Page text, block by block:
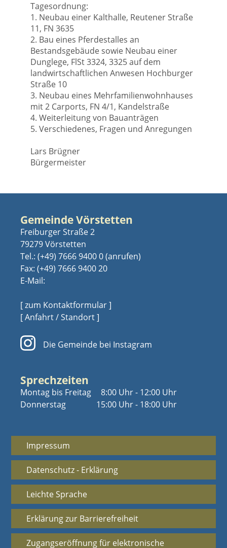
Tagesordnung:
1. Neubau einer Kalthalle, Reutener Straße
11, FN 3635
2. Bau eines Pferdestalles an
Bestandsgebäude sowie Neubau einer
Dunglege, FlSt 3324, 3325 auf dem
landwirtschaftlichen Anwesen Hochburger
Straße 10
3. Neubau eines Mehrfamilienwohnhauses
mit 2 Carports, FN 4/1, Kandelstraße
4. Weiterleitung von Bauanträgen
5. Verschiedenes, Fragen und Anregungen
Lars Brügner
Bürgermeister
Gemeinde Vörstetten
Freiburger Straße 2
79279 Vörstetten
Tel.: (+49) 7666 9400 0
Fax: (+49) 7666 9400 20
E-Mail:
[ zum Kontaktformular ]
[ Anfahrt / Standort ]
Die Gemeinde bei Instagram
Sprechzeiten
Montag bis Freitag
Donnerstag
8:00 Uhr - 12:00 Uhr
15:00 Uhr - 18:00 Uhr
Impressum
Datenschutz - Erklärung
Leichte Sprache
Erklärung zur Barrierefreiheit
Zugangseröffnung für elektronische